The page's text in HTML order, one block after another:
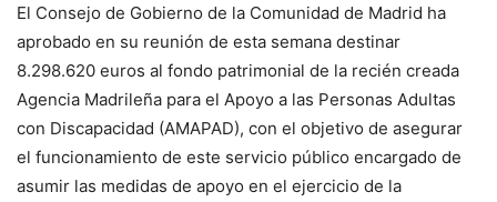
El Consejo de Gobierno de la Comunidad de Madrid ha
aprobado en su reunión de esta semana destinar
8.298.620 euros al fondo patrimonial de la recién creada
Agencia Madrileña para el Apoyo a las Personas Adultas
con Discapacidad (AMAPAD), con el objetivo de asegurar
el funcionamiento de este servicio público encargado de
asumir las medidas de apoyo en el ejercicio de la